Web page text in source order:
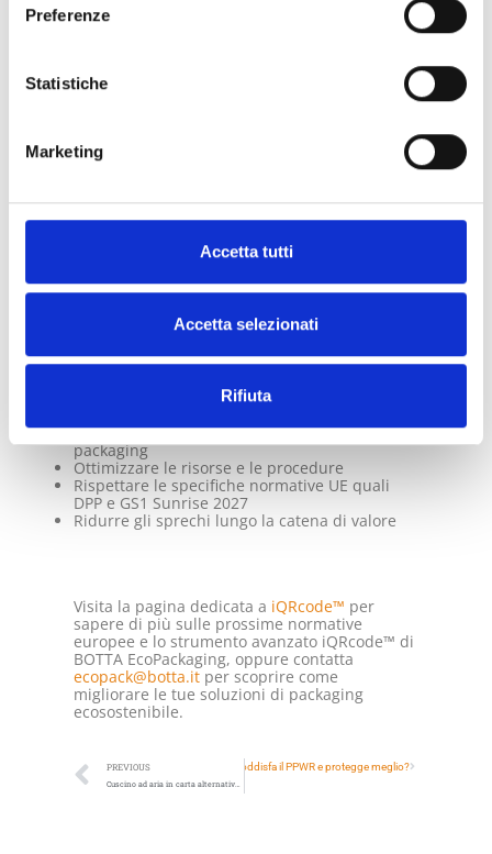
Preferenze
Statistiche
Marketing
Accetta tutti
Accetta selezionati
Rifiuta
sostenibili presenta sfide operative
Progettazione del packaging
Procedure di rendicontazione
Informazioni di prodotto
Il tutto evitando frequenti riprogettazioni e
aggiornamenti pesanti legati alle modifiche
In questo contesto, iQRcode™ diventa un
supporto digitale di dati affidabile ed efficace
Includere informazioni di prodotto dinamiche,
Adattarsi automaticamente ai vari requisiti
Eliminare il bisogno di molteplici versioni di
packaging
Ottimizzare le risorse e le procedure
Rispettare le specifiche normative UE quali
DPP e GS1 Sunrise 2027
Ridurre gli sprechi lungo la catena di valore
Visita la pagina dedicata a iQRcode™ per
sapere di più sulle prossime normative
europee e lo strumento avanzato iQRcode™ di
BOTTA EcoPackaging, oppure contatta
ecopack@botta.itper scoprire come
migliorare le tue soluzioni di packaging
ecosostenibile.
PREVIOUS
Cuscino ad aria in carta alternativo ai riempitivi in plastica monouso: una soluzione sostenibile per l’e-commerce
vs buste a bolle: quale soluzione di imballaggio soddisfa il PPWR e protegge meglio?